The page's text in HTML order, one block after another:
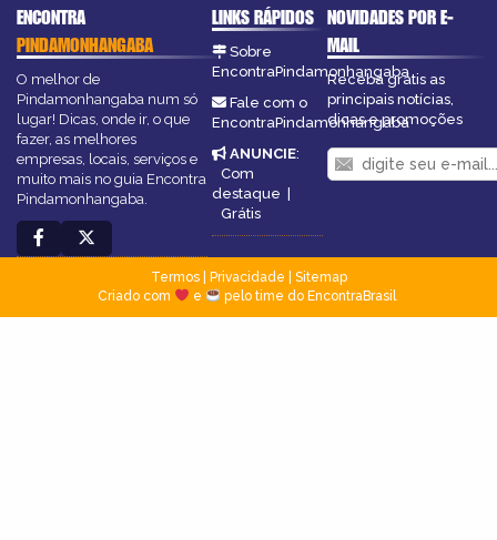
ENCONTRA
PINDAMONHANGABA
O melhor de
Pindamonhangaba num só
lugar! Dicas, onde ir, o que
fazer, as melhores
empresas, locais, serviços e
muito mais no guia Encontra
Pindamonhangaba.
LINKS RÁPIDOS
Sobre
EncontraPindamonhangaba
Fale com o
EncontraPindamonhangaba
ANUNCIE:
Com
destaque |
Grátis
NOVIDADES POR E-
MAIL
Receba grátis as
principais notícias,
dicas e promoções
Termos| Privacidade
Sitemap
Criado com
e pelo time do EncontraBrasil